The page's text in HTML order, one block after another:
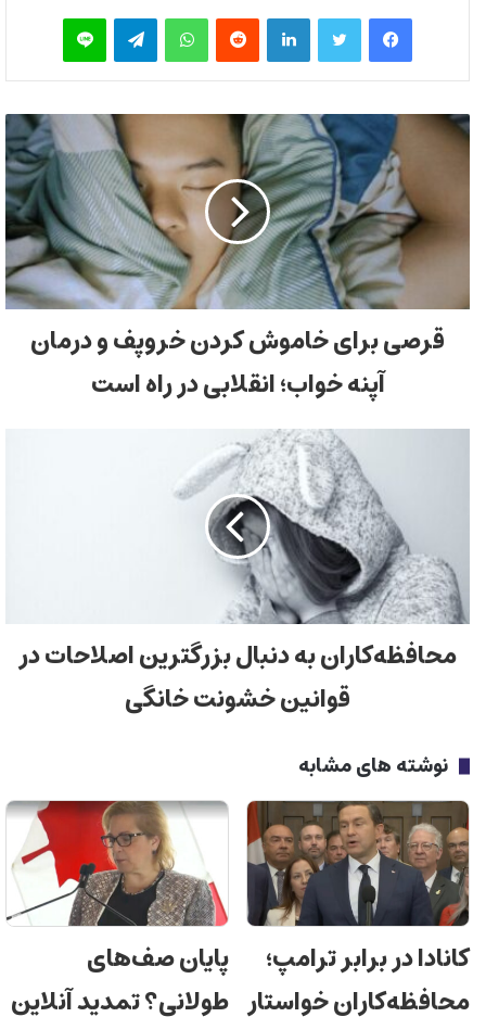
فیس بوک توییتر لینکدین‫رددیت واتس آپ تلگرام لاین
قرصی برای خاموش کردن خروپف و درمان
آپنه خواب؛ انقلابی در راه است
محافظه‌کاران به دنبال بزرگترین اصلاحات در
قوانین خشونت خانگی
نوشته های مشابه
کانادا در برابر ترامپ؛
محافظه‌کاران خواستار
پایان صف‌های
طولانی؟ تمدید آنلاین